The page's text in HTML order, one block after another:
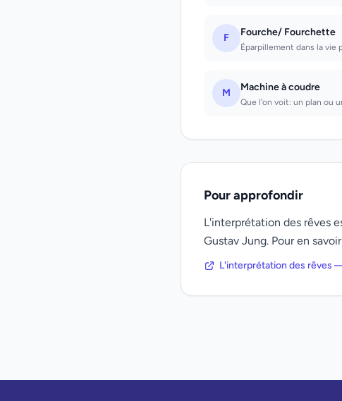
F Fourche/ Fourchette
Éparpillement dans la vie
M Machine à coudre
Que l'on voit: un plan ou
Pour approfondir
L'interprétation des rêves
Gustav Jung. Pour en
L'interprétation des rêves